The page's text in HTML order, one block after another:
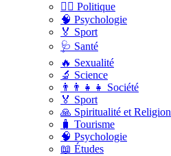
👨‍⚖️ Politique
🧠 Psychologie
🏅 Sport
🩺 Santé
🔥 Sexualité
🔬 Science
👨‍👨‍👧‍👧 Société
🏅 Sport
🙏 Spiritualité et Religion
🧳 Tourisme
🧠 Psychologie
📖 Études